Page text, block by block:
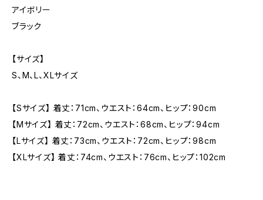
アイボリー
ブラック
【サイズ】
S、M、L、XLサイズ
【Sサイズ】 着丈：71cm、ウエスト：64cm、ヒップ：90cm
【Mサイズ】 着丈：72cm、ウエスト：68cm、ヒップ：94cm
【Lサイズ】 着丈：73cm、ウエスト：72cm、ヒップ：98cm
【XLサイズ】 着丈：74cm、ウエスト：76cm、ヒップ：102cm